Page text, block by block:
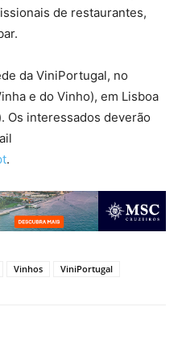
de restaurantes,
da ViniPortugal, no
e do Vinho), em Lisboa
Os interessados deverão
.
Vinhos ViniPortugal